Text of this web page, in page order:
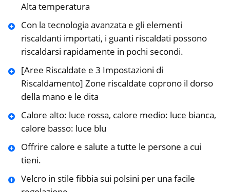
Alta temperatura
Con la tecnologia avanzata e gli elementi
riscaldanti importati, i guanti riscaldati possono
riscaldarsi rapidamente in pochi secondi.
[Aree Riscaldate e 3 Impostazioni di
Riscaldamento] Zone riscaldate coprono il dorso
della mano e le dita
Calore alto: luce rossa, calore medio: luce bianca,
calore basso: luce blu
Offrire calore e salute a tutte le persone a cui
tieni.
Velcro in stile fibbia sui polsini per una facile